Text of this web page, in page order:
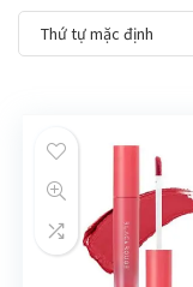
Thứ tự mặc định